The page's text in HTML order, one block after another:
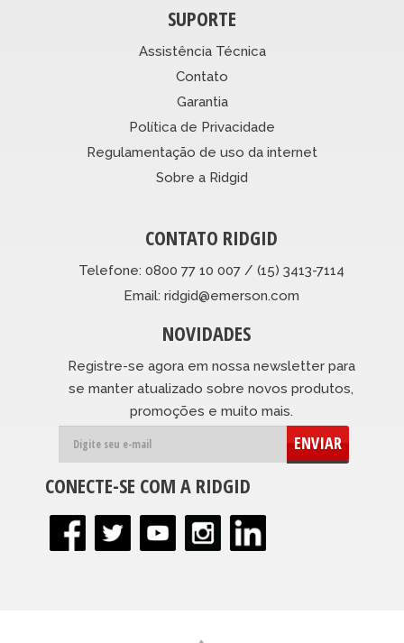
SUPORTE
Assistência Técnica
Contato
Garantia
Política de Privacidade
Regulamentação de uso da internet
Sobre a Ridgid
CONTATO RIDGID
Telefone: 0800 77 10 007 / (15) 3413-7114
Email: ridgid@emerson.com
NOVIDADES
Registre-se agora em nossa newsletter para
se manter atualizado sobre novos produtos,
promoções e muito mais.
ENVIAR
CONECTE-SE COM A RIDGID